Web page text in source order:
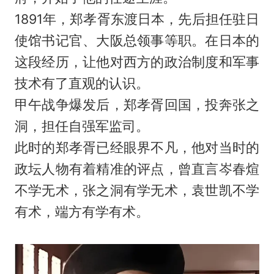
1891年，郑孝胥东渡日本，先后担任驻日
使馆书记官、大阪总领事等职。在日本的
这段经历，让他对西方的政治制度和军事
技术有了直观的认识。
甲午战争爆发后，郑孝胥回国，投奔张之
洞，担任自强军监司。
此时的郑孝胥已经眼界不凡，他对当时的
政坛人物有着精准的评点，曾直言岑春煊
不学无术，张之洞有学无术，袁世凯不学
有术，端方有学有术。